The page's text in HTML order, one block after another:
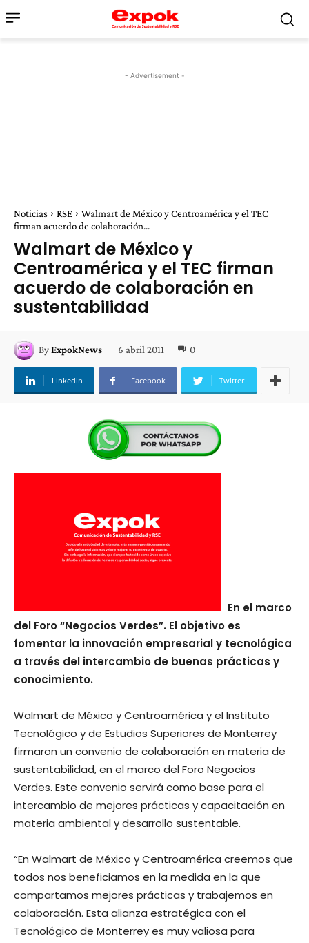
- Advertisement -
Noticias RSE
Walmart de México y Centroamérica y el TEC
firman acuerdo de colaboración...
Walmart de México y
Centroamérica y el TEC firman
acuerdo de colaboración en
sustentabilidad
ByExpokNews 6 abril 2011 0
Linkedin Facebook Twitter
En el marco
del Foro “Negocios Verdes”. El objetivo es
fomentar la innovación empresarial y tecnológica
a través del intercambio de buenas prácticas y
conocimiento.
Walmart de México y Centroamérica y el Instituto
Tecnológico y de Estudios Superiores de Monterrey
firmaron un convenio de colaboración en materia de
sustentabilidad, en el marco del Foro Negocios
Verdes. Este convenio servirá como base para el
intercambio de mejores prácticas y capacitación en
materia ambiental y desarrollo sustentable.
“En Walmart de México y Centroamérica creemos que
todos nos beneficiamos en la medida en la que
compartamos mejores prácticas y trabajemos en
colaboración. Esta alianza estratégica con el
Tecnológico de Monterrey es muy valiosa para